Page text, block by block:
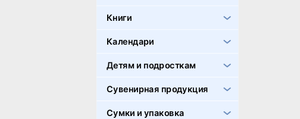
Книги
Календари
Детям и подросткам
Сувенирная продукция
Сумки и упаковка